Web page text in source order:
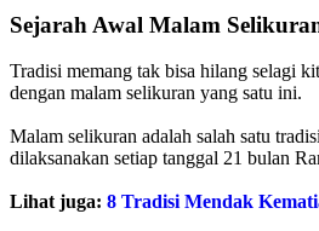
Sejarah Awal Malam
Tradisi memang tak bisa hilang selagi
dengan malam selikuran yang satu ini.
Malam selikuran adalah salah satu
dilaksanakan setiap tanggal 21 bulan
Lihat juga: 8 Tradisi Mendak